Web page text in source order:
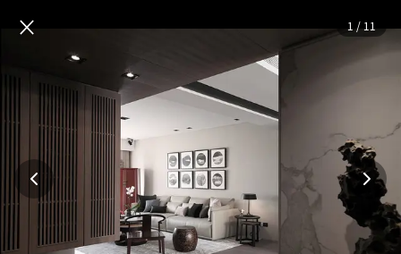
風尚薈萃．創意集思— 完整照
× 1 /11